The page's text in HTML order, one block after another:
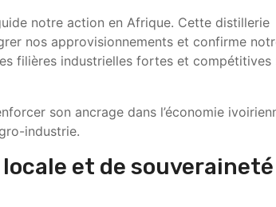
notre action en Afrique. Cette distillerie
nos approvisionnements et confirme
filières industrielles fortes et compétitives
son ancrage dans l’économie
industrie.
et de souveraineté